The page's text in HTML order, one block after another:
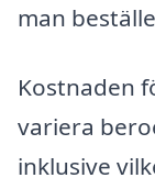
man
Kostnaden
variera
inklusive